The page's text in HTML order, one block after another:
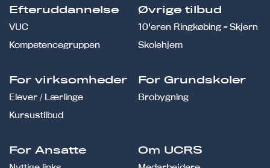
Efteruddannelse
VUC
Kompetencegruppen
Øvrige tilbud
10'eren Ringkøbing - Skjern
Skolehjem
For virksomheder
Elever / Lærlinge
Kursustilbud
For Grundskoler
Brobygning
For Ansatte
Om UCRS